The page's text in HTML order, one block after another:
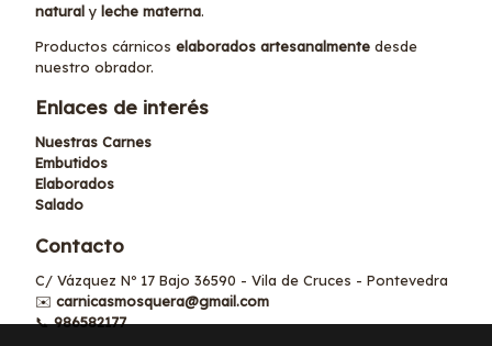
naturaly leche materna.
Productos cárnicos elaborados artesanalmente desde
nuestro obrador.
Enlaces de interés
Nuestras Carnes
Embutidos
Elaborados
Salado
Contacto
C/ Vázquez Nº 17 Bajo 36590 - Vila de Cruces - Pontevedra
✉️ carnicasmosquera@gmail.com
📞986582177